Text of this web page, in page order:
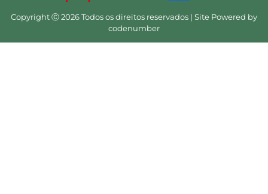
Copyright Ⓒ 2026 Todos os direitos reservados | Site Powered by
codenumber